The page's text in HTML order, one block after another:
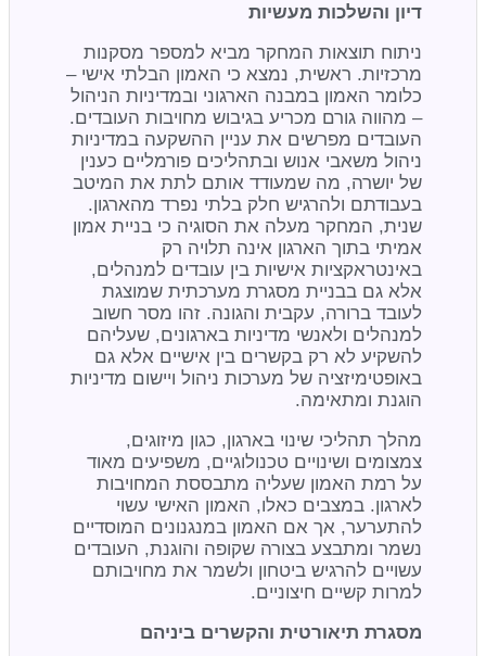
דיון והשלכות מעשיות
ניתוח תוצאות המחקר מביא למספר מסקנות
מרכזיות. ראשית, נמצא כי האמון הבלתי אישי –
כלומר האמון במבנה הארגוני ובמדיניות הניהול
– מהווה גורם מכריע בגיבוש מחויבות העובדים.
העובדים מפרשים את עניין ההשקעה במדיניות
ניהול משאבי אנוש ובתהליכים פורמליים כענין
של יושרה, מה שמעודד אותם לתת את המיטב
בעבודתם ולהרגיש חלק בלתי נפרד מהארגון.
שנית, המחקר מעלה את הסוגיה כי בניית אמון
אמיתי בתוך הארגון אינה תלויה רק
באינטראקציות אישיות בין עובדים למנהלים,
אלא גם בבניית מסגרת מערכתית שמוצגת
לעובד ברורה, עקבית והגונה. זהו מסר חשוב
למנהלים ולאנשי מדיניות בארגונים, שעליהם
להשקיע לא רק בקשרים בין אישיים אלא גם
באופטימיזציה של מערכות ניהול ויישום מדיניות
הוגנת ומתאימה.
מהלך תהליכי שינוי בארגון, כגון מיזוגים,
צמצומים ושינויים טכנולוגיים, משפיעים מאוד
על רמת האמון שעליה מתבססת המחויבות
לארגון. במצבים כאלו, האמון האישי עשוי
להתערער, אך אם האמון במנגנונים המוסדיים
נשמר ומתבצע בצורה שקופה והוגנת, העובדים
עשויים להרגיש ביטחון ולשמר את מחויבותם
למרות קשיים חיצוניים.
מסגרת תיאורטית והקשרים ביניהם